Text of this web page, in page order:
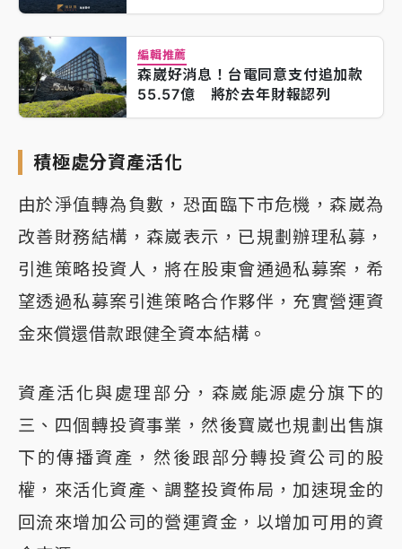
編輯推薦
森崴好消息！台電同意支付追加款
55.57億 將於去年財報認列
積極處分資產活化
由於淨值轉為負數，恐面臨下市危機，森崴為
改善財務結構，森崴表示，已規劃辦理私募，
引進策略投資人，將在股東會通過私募案，希
望透過私募案引進策略合作夥伴，充實營運資
金來償還借款跟健全資本結構。
資產活化與處理部分，森崴能源處分旗下的
三、四個轉投資事業，然後寶崴也規劃出售旗
下的傳播資產，然後跟部分轉投資公司的股
權，來活化資產、調整投資佈局，加速現金的
回流來增加公司的營運資金，以增加可用的資